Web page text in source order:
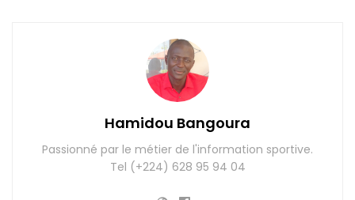
Hamidou Bangoura
Passionné par le métier de l'information sportive.
Tel (+224) 628 95 94 04